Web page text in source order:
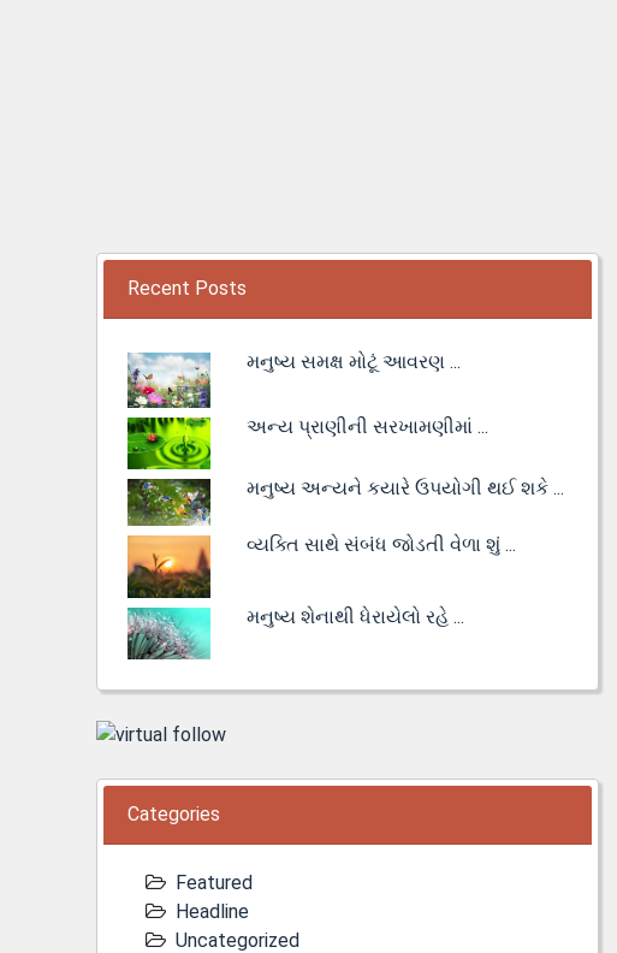
Recent Posts
મનુષ્ય સમક્ષ મોટૂં આવરણ ...
અન્ય પ્રાણીની સરખામણીમાં ...
મનુષ્ય અન્યને કયારે ઉપયોગી થઈ શકે ...
વ્યક્તિ સાથે સંબંધ જોડતી વેળા શું ...
મનુષ્ય શેનાથી ધેરાયેલો રહે ...
Categories
Featured
Headline
Uncategorized